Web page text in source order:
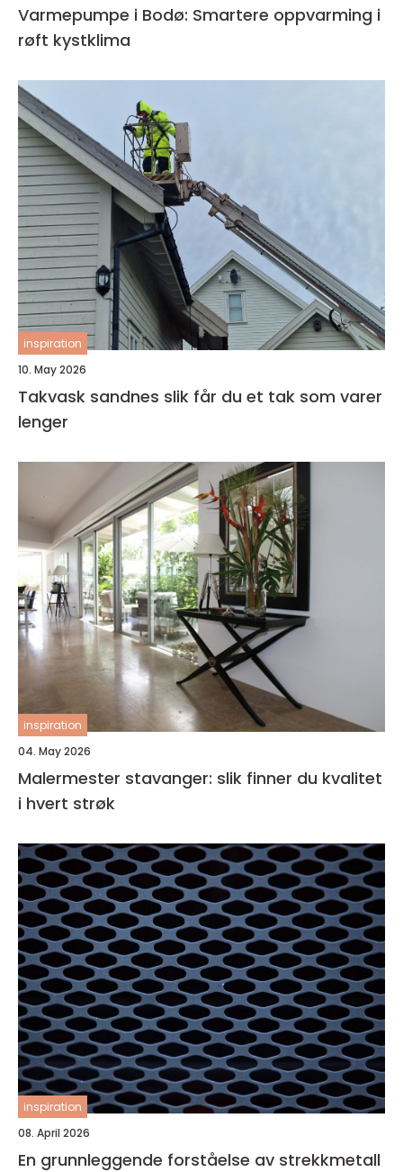
Varmepumpe i Bodø: Smartere oppvarming i
røft kystklima
inspiration
10. May 2026
Takvask sandnes slik får du et tak som varer
lenger
inspiration
04. May 2026
Malermester stavanger: slik finner du kvalitet
i hvert strøk
inspiration
08. April 2026
En grunnleggende forståelse av strekkmetall